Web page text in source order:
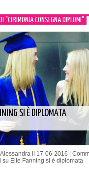
"CERIMONIA CONSEGNA DIPLOMI"
SI È DIPLOMATA
il 17-06-2016 |
su Elle Fanning si è diplomata